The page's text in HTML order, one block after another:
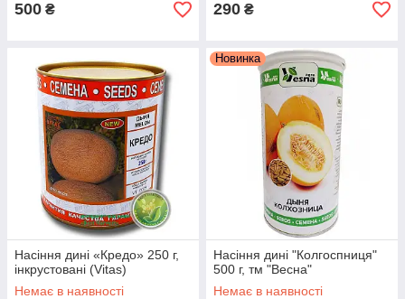
500 ₴ 290 ₴
Насіння дині «Кредо» 250 г,
інкрустовані (Vitas)
Немає в наявності
Новинка
Насіння дині "Колгоспниця"
500 г, тм "Весна"
Немає в наявності